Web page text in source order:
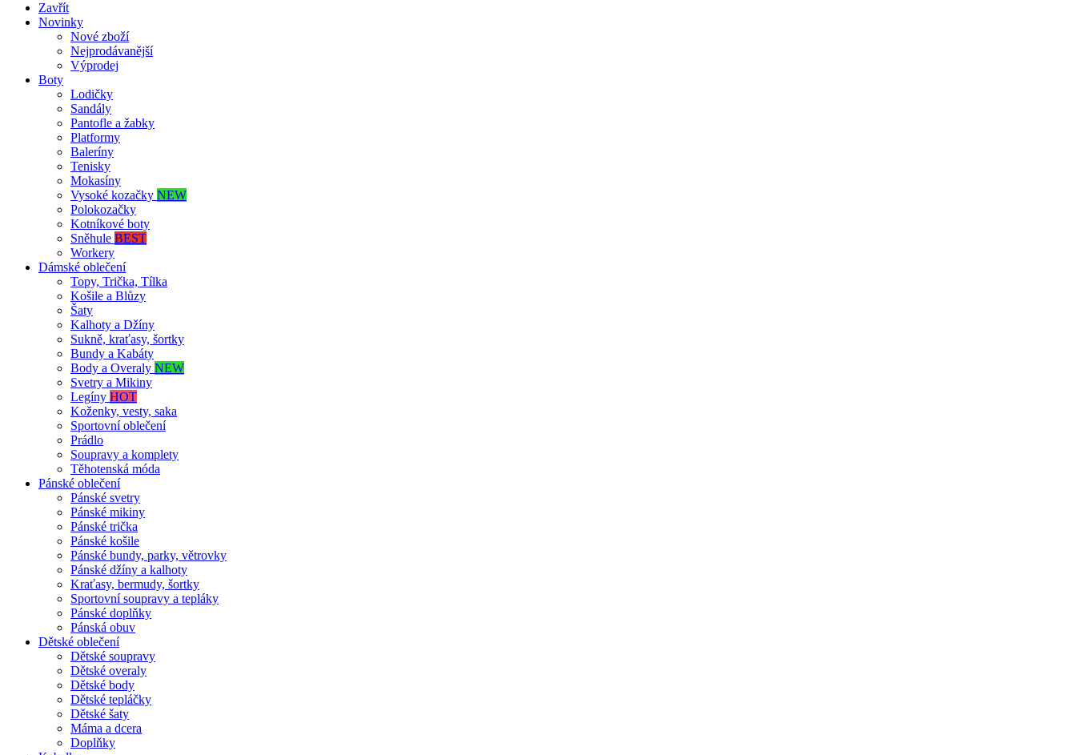
Zavřít
Novinky
Nové zboží
Nejprodávanější
Výprodej
Boty
Lodičky
Sandály
Pantofle a žabky
Platformy
Baleríny
Tenisky
Mokasíny
Vysoké kozačky NEW
Polokozačky
Kotníkové boty
Sněhule BEST
Workery
Dámské oblečení
Topy, Trička, Tílka
Košile a Blůzy
Šaty
Kalhoty a Džíny
Sukně, kraťasy, šortky
Bundy a Kabáty
Body a Overaly NEW
Svetry a Mikiny
Legíny HOT
Koženky, vesty, saka
Sportovní oblečení
Prádlo
Soupravy a komplety
Těhotenská móda
Pánské oblečení
Pánské svetry
Pánské mikiny
Pánské trička
Pánské košile
Pánské bundy, parky, větrovky
Pánské džíny a kalhoty
Kraťasy, bermudy, šortky
Sportovní soupravy a tepláky
Pánské doplňky
Pánská obuv
Dětské oblečení
Dětské soupravy
Dětské overaly
Dětské body
Dětské tepláčky
Dětské šaty
Máma a dcera
Doplňky